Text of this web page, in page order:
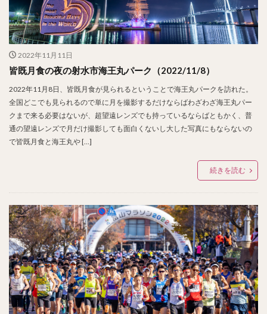
2022年11月11日
皆既月食の夜の射水市海王丸パーク（2022/11/8）
2022年11月8日、皆既月食が見られるということで海王丸パークを訪れた。
全国どこでも見られるので単に月を撮影するだけならばわざわざ海王丸パー
クまで来る必要はないが、超望遠レンズでも持っているならばともかく、普
通の望遠レンズで月だけ撮影しても面白くないし大した写真にもならないの
で皆既月食と海王丸や […]
続きを読む